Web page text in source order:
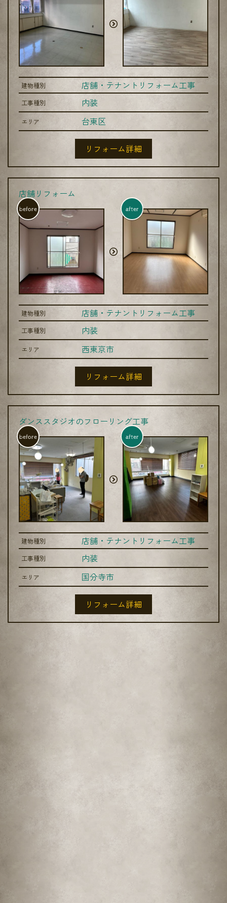
建物種別 店舗・テナントリフォーム工事
工事種別 内装
エリア 台東区
リフォーム詳細
店舗リフォーム
before after
建物種別 店舗・テナントリフォーム工事
工事種別 内装
エリア 西東京市
リフォーム詳細
ダンススタジオのフローリング工事
before after
建物種別 店舗・テナントリフォーム工事
工事種別 内装
エリア 国分寺市
リフォーム詳細